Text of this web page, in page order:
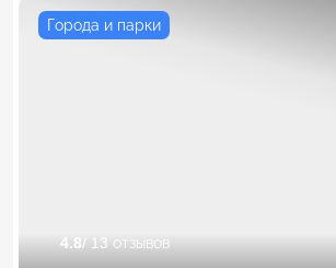
Города и парки
4.8/ 13 отзывов